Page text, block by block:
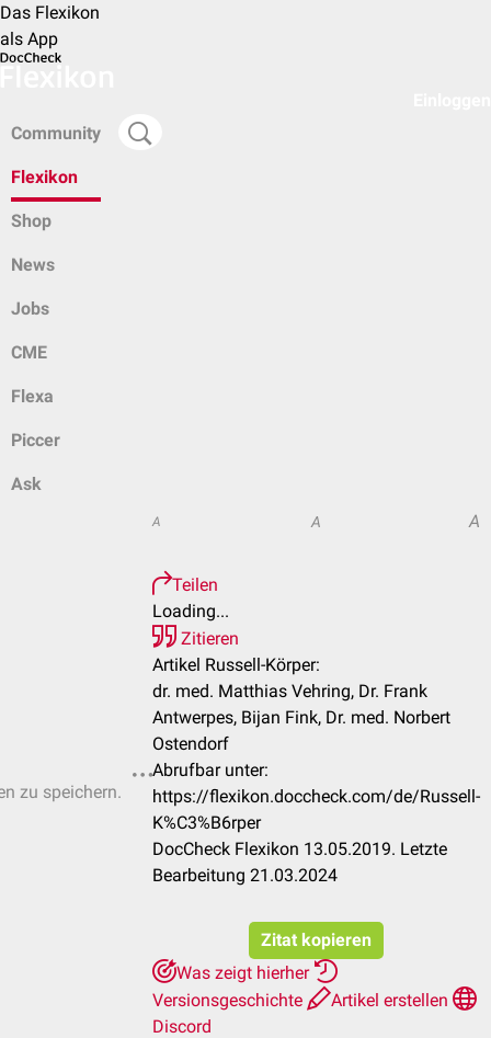
Das Flexikon
als App
Community
Flexikon
Shop
News
Jobs
CME
Flexa
Piccer
Ask
zu speichern.
A A A
Teilen
Loading...
Zitieren
Artikel Russell-Körper:
dr. med. Matthias Vehring, Dr. Frank
Antwerpes, Bijan Fink, Dr. med. Norbert
Ostendorf
Abrufbar unter:
https://flexikon.doccheck.com/de/Russell-
K%C3%B6rper
DocCheck Flexikon 13.05.2019. Letzte
Bearbeitung 21.03.2024
Zitat kopieren
Was zeigt hierher
Versionsgeschichte
Artikel erstellen
Discord